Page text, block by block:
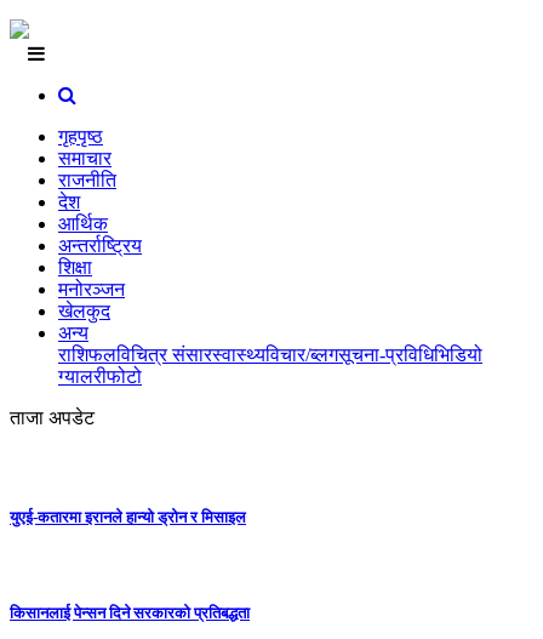
गृहपृष्ठ
समाचार
राजनीति
देश
आर्थिक
अन्तर्राष्ट्रिय
शिक्षा
मनोरञ्जन
खेलकुद
अन्य
राशिफलविचित्र संसारस्वास्थ्यविचार/ब्लगसूचना-प्रविधिभिडियो
ग्यालरीफोटो
ताजा अपडेट
युएई-कतारमा इरानले हान्यो ड्रोन र मिसाइल
किसानलाई पेन्सन दिने सरकारको प्रतिबद्धता